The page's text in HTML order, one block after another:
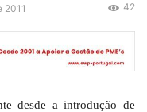
2011 42
desde a introdução de